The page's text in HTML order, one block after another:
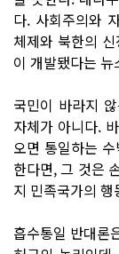
다. 사회주의와
체제와 북한의
이 개발됐다는
국민이 바라지
자체가 아니다.
오면 통일하는
한다면, 그 것은
지 민족국가의
흡수통일 반대론